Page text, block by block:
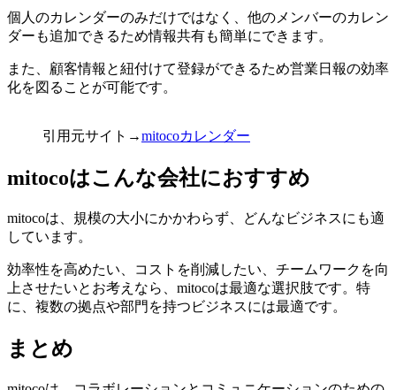
個人のカレンダーのみだけではなく、他のメンバーのカレン
ダーも追加できるため情報共有も簡単にできます。
また、顧客情報と紐付けて登録ができるため営業日報の効率
化を図ることが可能です。
引用元サイト→mitocoカレンダー
mitocoはこんな会社におすすめ
mitocoは、規模の大小にかかわらず、どんなビジネスにも適
しています。
効率性を高めたい、コストを削減したい、チームワークを向
上させたいとお考えなら、mitocoは最適な選択肢です。特
に、複数の拠点や部門を持つビジネスには最適です。
まとめ